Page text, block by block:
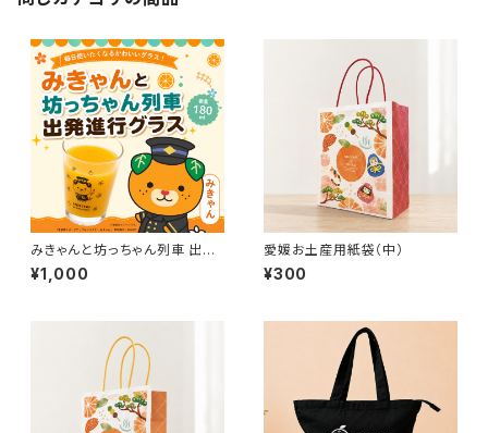
みきゃんと坊っちゃん列車 出発
進行グラス
¥1,000
愛媛お土産用紙袋（中）
¥300